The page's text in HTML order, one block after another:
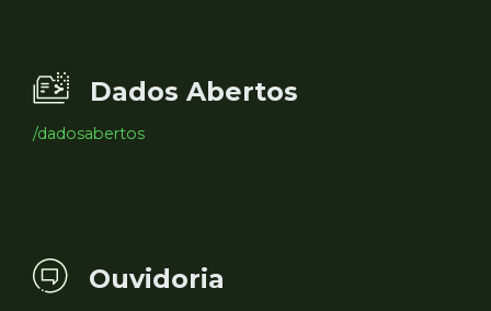
Dados Abertos
/dadosabertos
Ouvidoria